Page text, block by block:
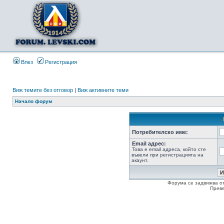
Влез Регистрация
Виж темите без отговор | Виж активните теми
Начало форум
Потребителско име:
Email адрес:
Това е email адреса, който сте
въвели при регистрацията на
акаунт.
Форума се задвижва